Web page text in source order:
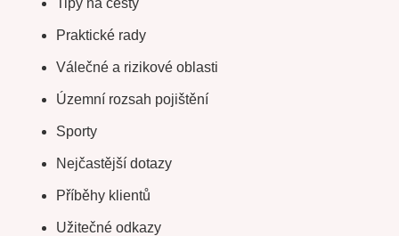
Tipy na cesty
Praktické rady
Válečné a rizikové oblasti
Územní rozsah pojištění
Sporty
Nejčastější dotazy
Příběhy klientů
Užitečné odkazy